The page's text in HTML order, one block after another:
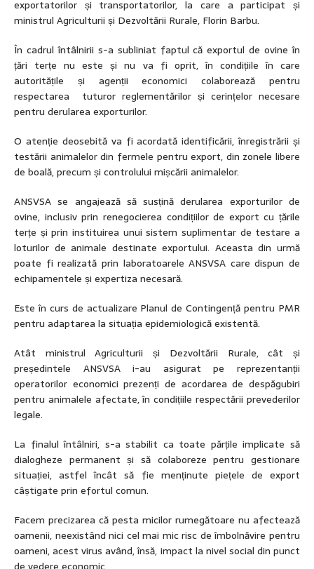
exportatorilor și transportatorilor, la care a participat și
ministrul Agriculturii și Dezvoltării Rurale, Florin Barbu.
În cadrul întâlnirii s-a subliniat faptul că exportul de ovine în
țări terțe nu este și nu va fi oprit, în condițiile în care
autoritățile și agenții economici colaborează pentru
respectarea tuturor reglementărilor și cerințelor necesare
pentru derularea exporturilor.
O atenție deosebită va fi acordată identificării, înregistrării și
testării animalelor din fermele pentru export, din zonele libere
de boală, precum și controlului mișcării animalelor.
ANSVSA se angajează să susțină derularea exporturilor de
ovine, inclusiv prin renegocierea condițiilor de export cu țările
terțe și prin instituirea unui sistem suplimentar de testare a
loturilor de animale destinate exportului. Aceasta din urmă
poate fi realizată prin laboratoarele ANSVSA care dispun de
echipamentele și expertiza necesară.
Este în curs de actualizare Planul de Contingență pentru PMR
pentru adaptarea la situația epidemiologică existentă.
Atât ministrul Agriculturii și Dezvoltării Rurale, cât și
președintele ANSVSA i-au asigurat pe reprezentanții
operatorilor economici prezenți de acordarea de despăgubiri
pentru animalele afectate, în condițiile respectării prevederilor
legale.
La finalul întâlniri, s-a stabilit ca toate părțile implicate să
dialogheze permanent și să colaboreze pentru gestionare
situației, astfel încât să fie menținute piețele de export
câștigate prin efortul comun.
Facem precizarea că pesta micilor rumegătoare nu afectează
oamenii, neexistând nici cel mai mic risc de îmbolnăvire pentru
oameni, acest virus având, însă, impact la nivel social din punct